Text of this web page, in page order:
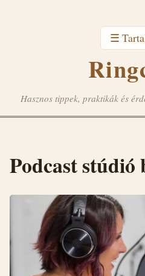
☰
Hasznos tippek, praktikák és
Podcast stúdió